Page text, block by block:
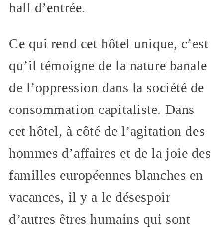
hall d’entrée.
Ce qui rend cet hôtel unique, c’est
qu’il témoigne de la nature banale
de l’oppression dans la société de
consommation capitaliste. Dans
cet hôtel, à côté de l’agitation des
hommes d’affaires et de la joie des
familles européennes blanches en
vacances, il y a le désespoir
d’autres êtres humains qui sont